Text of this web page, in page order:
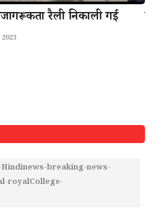
रैली निकाली गई
breaking-news-
royalCollege-